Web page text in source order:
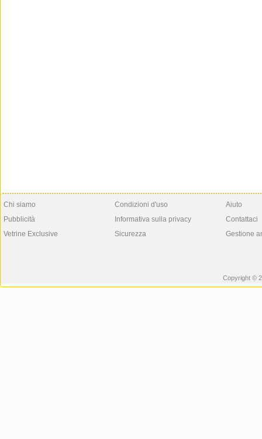
Chi siamo
Pubblicità
Vetrine Exclusive
Condizioni d'uso
Informativa sulla privacy
Sicurezza
Aiuto
Contattaci
Gestione
Copyright ©